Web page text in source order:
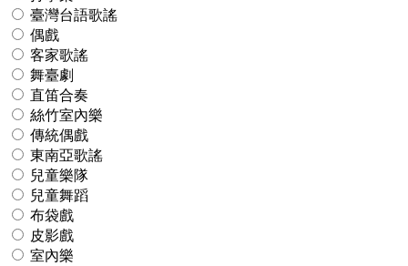
臺灣台語歌謠
偶戲
客家歌謠
舞臺劇
直笛合奏
絲竹室內樂
傳統偶戲
東南亞歌謠
兒童樂隊
兒童舞蹈
布袋戲
皮影戲
室內樂